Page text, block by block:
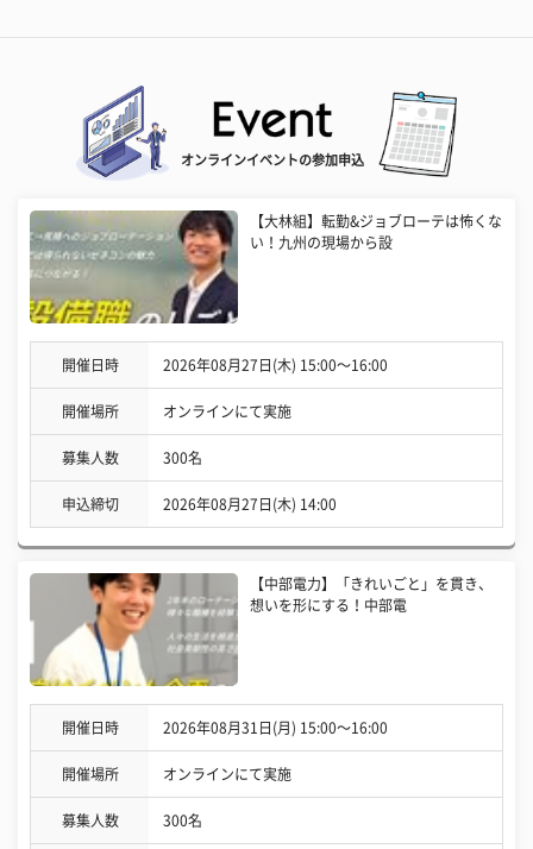
オンラインイベントの参加申込
【大林組】転勤&ジョブローテは怖くな
い！九州の現場から設
開催日時 2026年08月27日(木) 15:00〜16:00
開催場所 オンラインにて実施
募集人数 300名
申込締切 2026年08月27日(木) 14:00
【中部電力】「きれいごと」を貫き、
想いを形にする！中部電
開催日時 2026年08月31日(月) 15:00〜16:00
開催場所 オンラインにて実施
募集人数 300名